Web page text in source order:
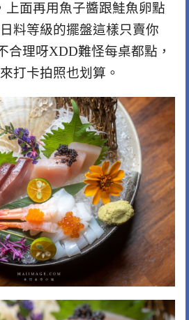
上面再用魚子醬跟鮭魚卵點
料等級的擺盤這樣只賣你
合理呀XDD難怪每桌都點，
打卡拍照也划算。